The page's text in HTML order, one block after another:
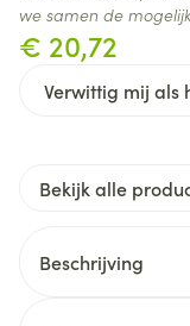
€ 20,72
Verwittig mij als
we samen de
Bekijk alle
Beschrijving